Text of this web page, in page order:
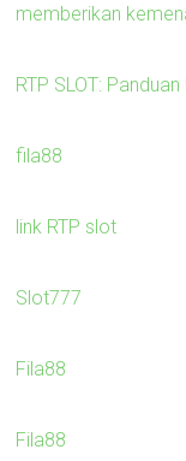
memberikan
RTP SLOT:
fila88
link RTP slot
Slot777
Fila88
Fila88